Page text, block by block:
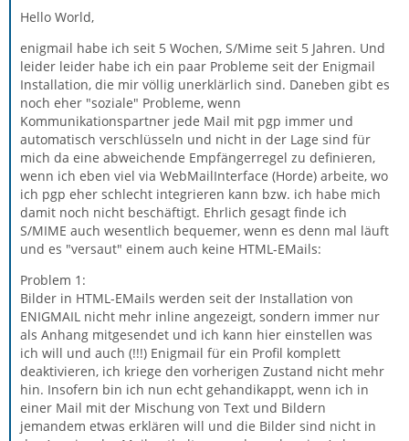
Hello World,
enigmail habe ich seit 5 Wochen, S/Mime seit 5 Jahren. Und
leider leider habe ich ein paar Probleme seit der Enigmail
Installation, die mir völlig unerklärlich sind. Daneben gibt es
noch eher "soziale" Probleme, wenn
Kommunikationspartner jede Mail mit pgp immer und
automatisch verschlüsseln und nicht in der Lage sind für
mich da eine abweichende Empfängerregel zu definieren,
wenn ich eben viel via WebMailInterface (Horde) arbeite, wo
ich pgp eher schlecht integrieren kann bzw. ich habe mich
damit noch nicht beschäftigt. Ehrlich gesagt finde ich
S/MIME auch wesentlich bequemer, wenn es denn mal läuft
und es "versaut" einem auch keine HTML-EMails:
Problem 1:
Bilder in HTML-EMails werden seit der Installation von
ENIGMAIL nicht mehr inline angezeigt, sondern immer nur
als Anhang mitgesendet und ich kann hier einstellen was
ich will und auch (!!!) Enigmail für ein Profil komplett
deaktivieren, ich kriege den vorherigen Zustand nicht mehr
hin. Insofern bin ich nun echt gehandikappt, wenn ich in
einer Mail mit der Mischung von Text und Bildern
jemandem etwas erklären will und die Bilder sind nicht in